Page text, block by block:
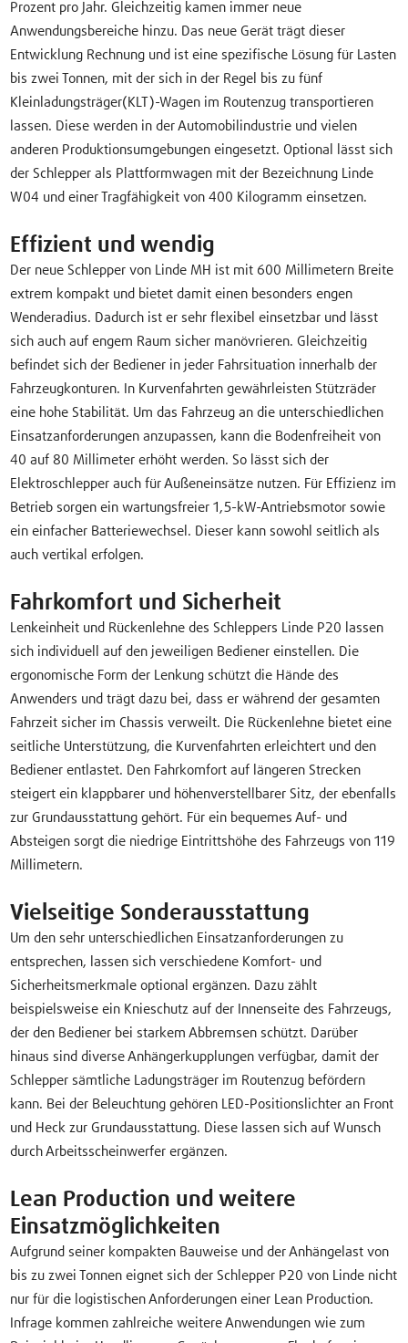
Prozent pro Jahr. Gleichzeitig kamen immer neue
Anwendungsbereiche hinzu. Das neue Gerät trägt dieser
Entwicklung Rechnung und ist eine spezifische Lösung für Lasten
bis zwei Tonnen, mit der sich in der Regel bis zu fünf
Kleinladungsträger(KLT)-Wagen im Routenzug transportieren
lassen. Diese werden in der Automobilindustrie und vielen
anderen Produktionsumgebungen eingesetzt. Optional lässt sich
der Schlepper als Plattformwagen mit der Bezeichnung Linde
W04 und einer Tragfähigkeit von 400 Kilogramm einsetzen.
Effizient und wendig
Der neue Schlepper von Linde MH ist mit 600 Millimetern Breite
extrem kompakt und bietet damit einen besonders engen
Wenderadius. Dadurch ist er sehr flexibel einsetzbar und lässt
sich auch auf engem Raum sicher manövrieren. Gleichzeitig
befindet sich der Bediener in jeder Fahrsituation innerhalb der
Fahrzeugkonturen. In Kurvenfahrten gewährleisten Stützräder
eine hohe Stabilität. Um das Fahrzeug an die unterschiedlichen
Einsatzanforderungen anzupassen, kann die Bodenfreiheit von
40 auf 80 Millimeter erhöht werden. So lässt sich der
Elektroschlepper auch für Außeneinsätze nutzen. Für Effizienz im
Betrieb sorgen ein wartungsfreier 1,5-kW-Antriebsmotor sowie
ein einfacher Batteriewechsel. Dieser kann sowohl seitlich als
auch vertikal erfolgen.
Fahrkomfort und Sicherheit
Lenkeinheit und Rückenlehne des Schleppers Linde P20 lassen
sich individuell auf den jeweiligen Bediener einstellen. Die
ergonomische Form der Lenkung schützt die Hände des
Anwenders und trägt dazu bei, dass er während der gesamten
Fahrzeit sicher im Chassis verweilt. Die Rückenlehne bietet eine
seitliche Unterstützung, die Kurvenfahrten erleichtert und den
Bediener entlastet. Den Fahrkomfort auf längeren Strecken
steigert ein klappbarer und höhenverstellbarer Sitz, der ebenfalls
zur Grundausstattung gehört. Für ein bequemes Auf- und
Absteigen sorgt die niedrige Eintrittshöhe des Fahrzeugs von 119
Millimetern.
Vielseitige Sonderausstattung
Um den sehr unterschiedlichen Einsatzanforderungen zu
entsprechen, lassen sich verschiedene Komfort- und
Sicherheitsmerkmale optional ergänzen. Dazu zählt
beispielsweise ein Knieschutz auf der Innenseite des Fahrzeugs,
der den Bediener bei starkem Abbremsen schützt. Darüber
hinaus sind diverse Anhängerkupplungen verfügbar, damit der
Schlepper sämtliche Ladungsträger im Routenzug befördern
kann. Bei der Beleuchtung gehören LED-Positionslichter an Front
und Heck zur Grundausstattung. Diese lassen sich auf Wunsch
durch Arbeitsscheinwerfer ergänzen.
Lean Production und weitere
Einsatzmöglichkeiten
Aufgrund seiner kompakten Bauweise und der Anhängelast von
bis zu zwei Tonnen eignet sich der Schlepper P20 von Linde nicht
nur für die logistischen Anforderungen einer Lean Production.
Infrage kommen zahlreiche weitere Anwendungen wie zum